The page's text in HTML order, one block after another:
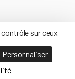
sur ceux
Personnaliser